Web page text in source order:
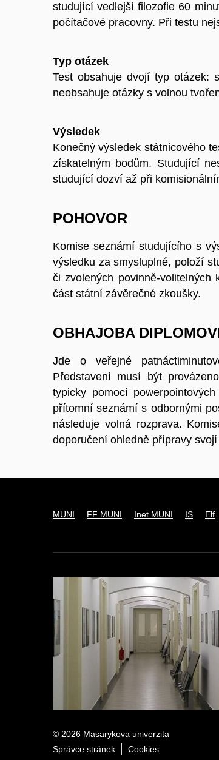
studující vedlejší filozofie 60
počítačové pracovny. Při testu
Typ otázek
Test obsahuje dvojí typ otázek:
neobsahuje otázky s volnou
Výsledek
Konečný výsledek státnicového
získatelným bodům. Studující
studující dozví až při
POHOVOR
Komise seznámí studujícího s
výsledku za smysluplné, položí
či zvolených povinně-
část státní závěrečné zkoušky.
OBHAJOBA
Jde o veřejné
Představení musí být
typicky pomocí
přítomní seznámí s odbornými
následuje volná rozprava.
doporučení ohledně přípravy
MUNI FF MUNI Inet MUNI IS Elf
© 2026 Masarykova univerzita
Správce stránek
Cookies